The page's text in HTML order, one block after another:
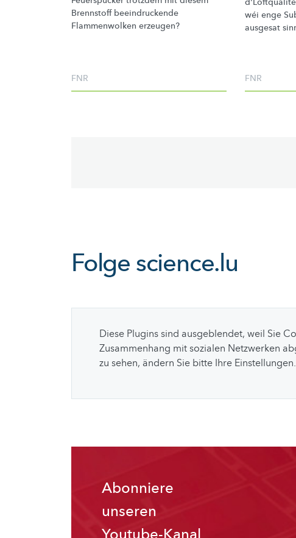
Brennstoff beeindruckende
Flammenwolken erzeugen?
FNR
wéi enge
ausgesat
FNR
Folge science.lu
Diese Plugins sind ausgeblendet, weil Sie
Zusammenhang mit sozialen Netzwerken
zu sehen, ändern Sie bitte Ihre Einstellungen.
Abonniere
unseren